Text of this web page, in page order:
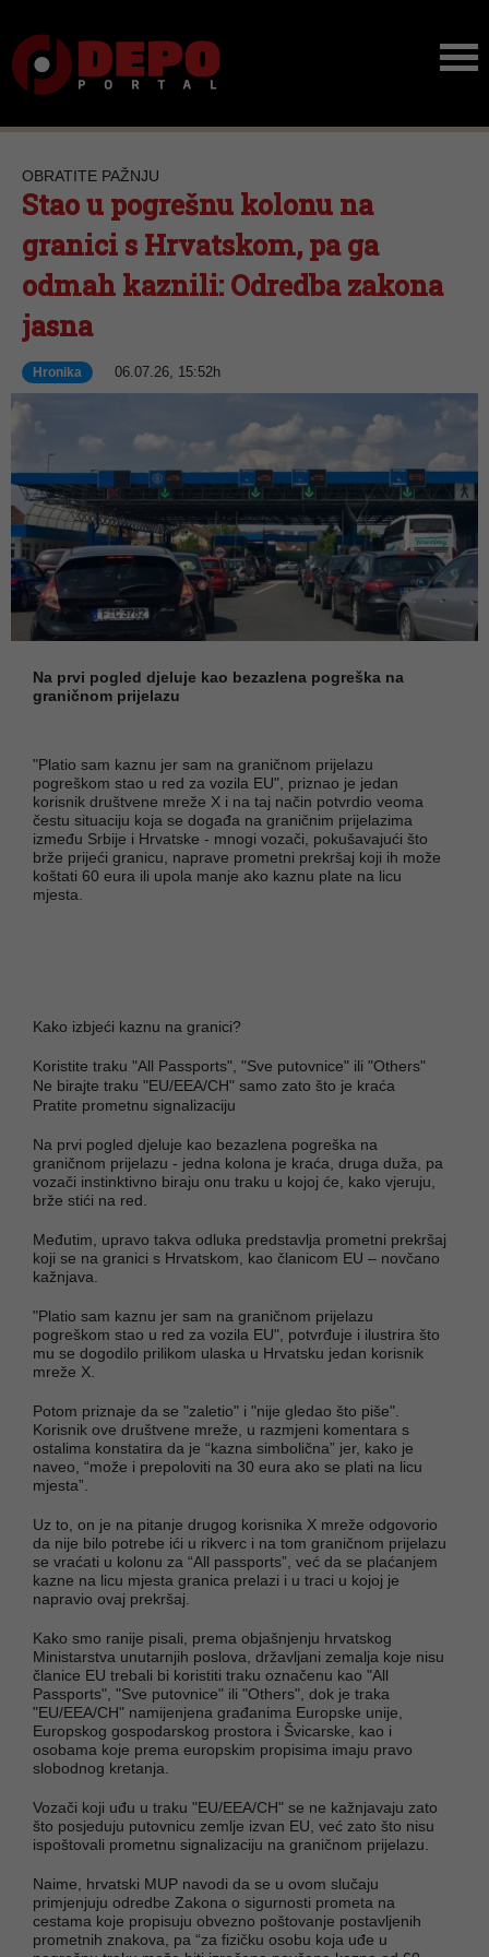
OBRATITE PAŽNJU
Stao u pogrešnu kolonu na
granici s Hrvatskom, pa ga
odmah kaznili: Odredba zakona
jasna
Hronika 06.07.26, 15:52h
Na prvi pogled djeluje kao bezazlena pogreška na
graničnom prijelazu
"Platio sam kaznu jer sam na graničnom prijelazu
pogreškom stao u red za vozila EU", priznao je jedan
korisnik društvene mreže X i na taj način potvrdio veoma
čestu situaciju koja se događa na graničnim prijelazima
između Srbije i Hrvatske - mnogi vozači, pokušavajući što
brže prijeći granicu, naprave prometni prekršaj koji ih može
koštati 60 eura ili upola manje ako kaznu plate na licu
mjesta.
Kako izbjeći kaznu na granici?
Koristite traku "All Passports", "Sve putovnice" ili "Others"
Ne birajte traku "EU/EEA/CH" samo zato što je kraća
Pratite prometnu signalizaciju
Na prvi pogled djeluje kao bezazlena pogreška na
graničnom prijelazu - jedna kolona je kraća, druga duža, pa
vozači instinktivno biraju onu traku u kojoj će, kako vjeruju,
brže stići na red.
Međutim, upravo takva odluka predstavlja prometni prekršaj
koji se na granici s Hrvatskom, kao članicom EU – novčano
kažnjava.
"Platio sam kaznu jer sam na graničnom prijelazu
pogreškom stao u red za vozila EU", potvrđuje i ilustrira što
mu se dogodilo prilikom ulaska u Hrvatsku jedan korisnik
mreže X.
Potom priznaje da se "zaletio" i "nije gledao što piše".
Korisnik ove društvene mreže, u razmjeni komentara s
ostalima konstatira da je “kazna simbolična” jer, kako je
naveo, “može i prepoloviti na 30 eura ako se plati na licu
mjesta”.
Uz to, on je na pitanje drugog korisnika X mreže odgovorio
da nije bilo potrebe ići u rikverc i na tom graničnom prijelazu
se vraćati u kolonu za “All passports”, već da se plaćanjem
kazne na licu mjesta granica prelazi i u traci u kojoj je
napravio ovaj prekršaj.
Kako smo ranije pisali, prema objašnjenju hrvatskog
Ministarstva unutarnjih poslova, državljani zemalja koje nisu
članice EU trebali bi koristiti traku označenu kao "All
Passports", "Sve putovnice" ili "Others", dok je traka
"EU/EEA/CH" namijenjena građanima Europske unije,
Europskog gospodarskog prostora i Švicarske, kao i
osobama koje prema europskim propisima imaju pravo
slobodnog kretanja.
Vozači koji uđu u traku "EU/EEA/CH" se ne kažnjavaju zato
što posjeduju putovnicu zemlje izvan EU, već zato što nisu
ispoštovali prometnu signalizaciju na graničnom prijelazu.
Naime, hrvatski MUP navodi da se u ovom slučaju
primjenjuju odredbe Zakona o sigurnosti prometa na
cestama koje propisuju obvezno poštovanje postavljenih
prometnih znakova, pa “za fizičku osobu koja uđe u